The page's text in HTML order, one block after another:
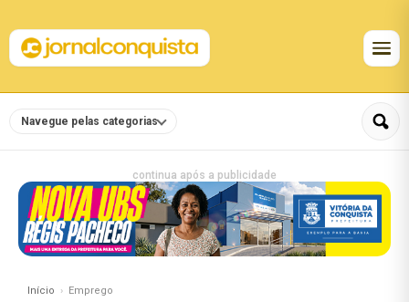
Navegue pelas categorias
continua após a publicidade
Início Emprego